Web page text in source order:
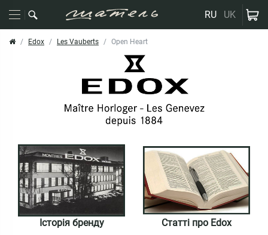
RU UK
Edox Les Vauberts Open Heart
Історія бренду Статті про Edox